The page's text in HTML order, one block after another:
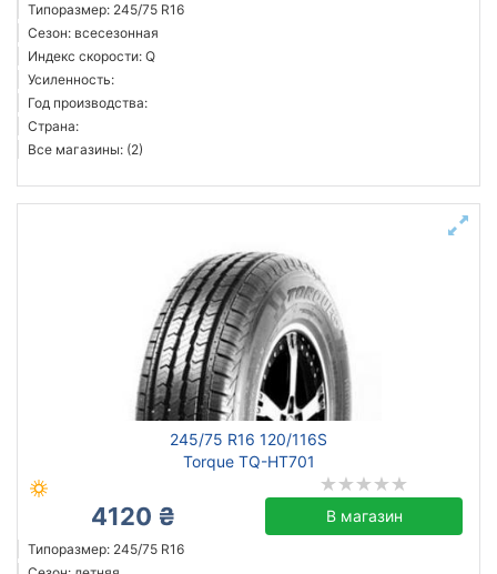
Типоразмер: 245/75 R16
Сезон: всесезонная
Индекс скорости: Q
Усиленность:
Год производства:
Страна:
Все магазины: (2)
245/75 R16 120/116S
Torque TQ-HT701
4120 ₴ В магазин
Типоразмер: 245/75 R16